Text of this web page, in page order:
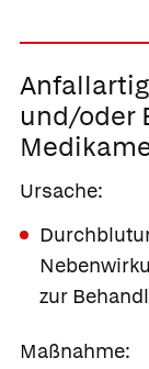
und/oder
Ursache:
zur
Maßnahme: